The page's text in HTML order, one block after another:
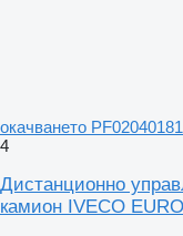
окачването
4
Дистанционно
камион IVECO